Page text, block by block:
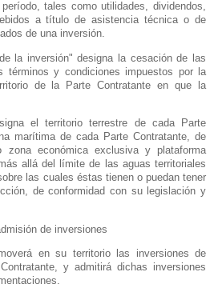
tales como utilidades, dividendos,
a título de asistencia técnica o de
de una inversión.
la inversión" designa la cesación de las
términos y condiciones impuestos por la
de
la Parte Contratante en que la
el territorio terrestre de cada Parte
marítima de cada Parte Contratante, de
económica exclusiva y plataforma
allá del límite de las aguas territoriales
las cuales éstas tienen o puedan tener
de conformidad con su legislación y
de inversiones
en su territorio las inversiones de
y admitirá dichas inversiones